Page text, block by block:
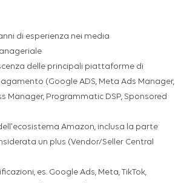
di esperienza nei media
delle principali piattaforme di
(Google ADS, Meta Ads Manager,
Manager, Programmatic DSP, Sponsored
Amazon, inclusa la parte
un plus (Vendor/Seller Central
es. Google Ads, Meta, TikTok,